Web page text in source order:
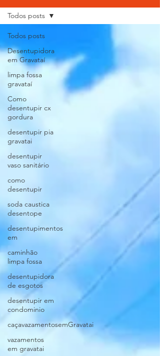
Todos posts
Desentupidora
em Gravataí
limpa fossa
gravataí
Como
desentupir cx
gordura
desentupir pia
gravatai
desentupir
vaso sanitário
como
desentupir
soda caustica
desentope
desentupimentos
em
caminhão
limpa fossa
desentupidora
de esgotos
desentupir em
condominio
caçavazamentosemGravatai
vazamentos
em gravatai
Todos posts